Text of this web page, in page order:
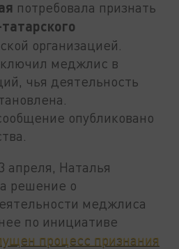
потребовала признать
организацией.
меджлис в
чья деятельность
опубликовано
апреля, Наталья
решение о
меджлиса
по инициативе
процесс признания